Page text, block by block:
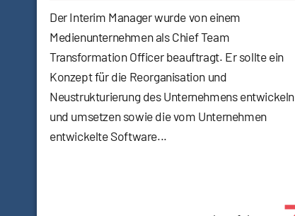
Der Interim Manager wurde von einem
Medienunternehmen als Chief Team
Transformation Officer beauftragt. Er sollte ein
Konzept für die Reorganisation und
Neustrukturierung des Unternehmens entwickeln
und umsetzen sowie die vom Unternehmen
entwickelte Software...